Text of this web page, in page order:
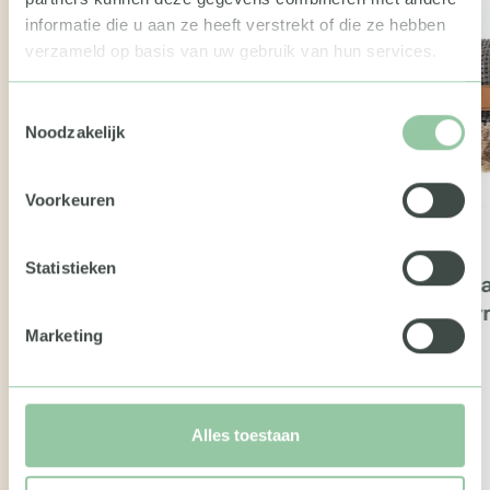
informatie die u aan ze heeft verstrekt of die ze hebben
verzameld op basis van uw gebruik van hun services.
Noodzakelijk
Voorkeuren
Statistieken
Marketing
Alles toestaan
Dille & Kamille giftcard